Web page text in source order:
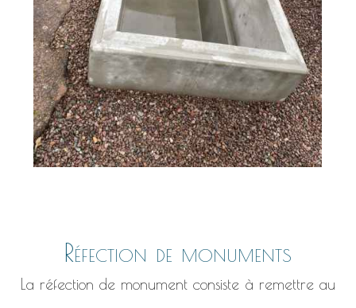
Réfection de monuments
La réfection de monument consiste à remettre au